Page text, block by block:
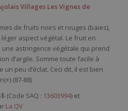
Villages Les Vignes de
de fruits noirs et rouges (baies),
aspect végétal. Le fruit en
une astringence végétale qui prend
d’argile. Somme toute facile à
peu d’éclat. Ceci dit, il est bien
(87-88)
(Code SAQ : 13603994) et
La QV